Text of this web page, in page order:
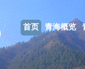
首页 青海概览